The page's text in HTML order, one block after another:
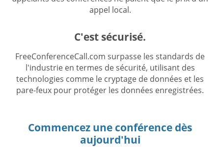
appel local.
C'est sécurisé.
FreeConferenceCall.com surpasse les standards de
l'industrie en termes de sécurité, utilisant des
technologies comme le cryptage de données et les
pare-feux pour protéger les données enregistrées.
Commencez une conférence dès
aujourd'hui